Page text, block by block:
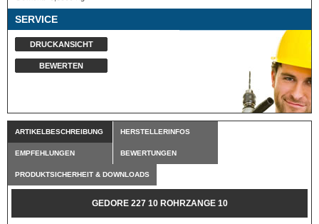
SERVICE
DRUCKANSICHT
BEWERTEN
ARTIKELBESCHREIBUNG HERSTELLERINFOS
EMPFEHLUNGEN BEWERTUNGEN
PRODUKTSICHERHEIT & DOWNLOADS
GEDORE 227 10 ROHRZANGE 10